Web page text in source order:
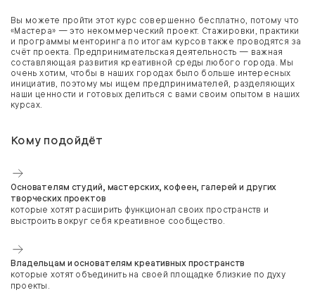
Вы можете пройти этот курс совершенно бесплатно, потому что
«Мастера» — это некоммерческий проект. Стажировки, практики
и программы менторинга по итогам курсов также проводятся за
счёт проекта. Предпринимательская деятельность — важная
составляющая развития креативной среды любого города. Мы
очень хотим, чтобы в наших городах было больше интересных
инициатив, поэтому мы ищем предпринимателей, разделяющих
наши ценности и готовых делиться с вами своим опытом в наших
курсах.
Кому подойдёт
Основателям студий, мастерских, кофеен, галерей и других
творческих проектов
которые хотят расширить функционал своих пространств и
выстроить вокруг себя креативное сообщество.
Владельцам и основателям креативных пространств
которые хотят объединить на своей площадке близкие по духу
проекты.